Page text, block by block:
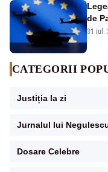
de
31 iul.
CATEGORII
Justiția la zi
Jurnalul lui
Dosare Celebre